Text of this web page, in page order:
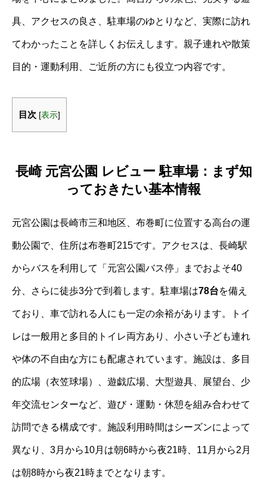
具、アクセスの良さ、駐車場のゆとりなど、実際に訪れ
てわかったことを詳しくお伝えします。親子連れや散策
目的・運動利用、ご近所の方にも役立つ内容です。
目次 [表示]
長崎 元宮公園 レビュー 駐車場：まず知
っておきたい基本情報
元宮公園は長崎市三和地区、布巻町に位置する高台の運
動公園で、住所は布巻町215です。アクセスは、長崎駅
からバスを利用して「元宮公園バス停」までおよそ40
分、さらに徒歩3分で到着します。駐車場は78台を備え
ており、車で訪れる人にも一定の余裕があります。トイ
レは一般用と多目的トイレ両方あり、小さい子ども連れ
や体の不自由な方にも配慮されています。施設は、多目
的広場（衣笠球場）、遊戯広場、大型遊具、展望台、少
年交流センターなど、遊び・運動・休憩を組み合わせて
訪問できる構成です。施設利用時間はシーズンによって
異なり、3月から10月は朝6時から夜21時、11月から2月
は朝8時から夜21時までとなります。